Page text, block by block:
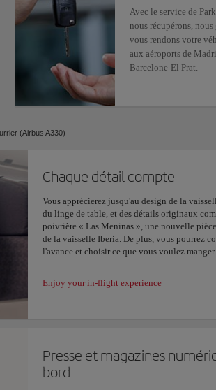
Avec le service de
nous récupérons,
vous rendons votre
aux aéroports de
Barcelone-El Prat.
(Airbus A330)
Chaque détail compte
Vous apprécierez jusqu'au design de la
du linge de table, et des détails originaux
poivrière « Las Meninas », une nouvelle
de la vaisselle Iberia. De plus, vous pourrez
l'avance et choisir ce que vous voulez
Enjoy your in-flight experience
Presse et magazines
bord